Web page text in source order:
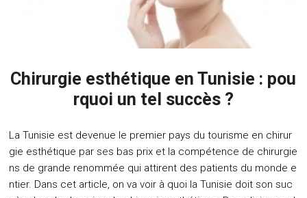
Chirurgie esthétique en Tunisie : pou
rquoi un tel succès ?
La Tunisie est devenue le premier pays du tourisme en chirur
gie esthétique par ses bas prix et la compétence de chirurgie
ns de grande renommée qui attirent des patients du monde e
ntier. Dans cet article, on va voir à quoi la Tunisie doit son suc